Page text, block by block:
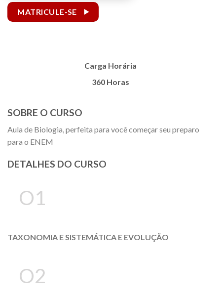
MATRICULE-SE
Carga Horária
360 Horas
SOBRE O CURSO
Aula de Biologia, perfeita para você começar seu preparo
para o ENEM
DETALHES DO CURSO
O1
TAXONOMIA E SISTEMÁTICA E EVOLUÇÃO
O2